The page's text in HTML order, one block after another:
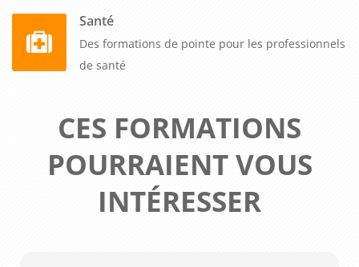
Santé
Des formations de pointe pour les professionnels
de santé
CES FORMATIONS
POURRAIENT VOUS
INTÉRESSER